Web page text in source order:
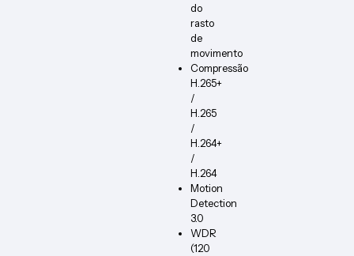
do
rasto
de
movimento
Compressão
H.265+
/
H.265
/
H.264+
/
H.264
Motion
Detection
3.0
WDR
(120